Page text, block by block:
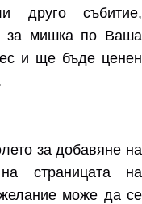
друго събитие,
за мишка по Ваша
и ще бъде ценен
за добавяне на
страницата на
може да се